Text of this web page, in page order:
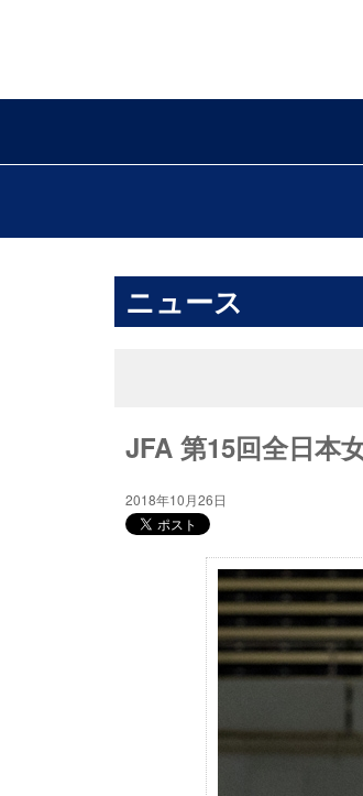
ニュース
JFA 第15回全日本
2018年10月26日